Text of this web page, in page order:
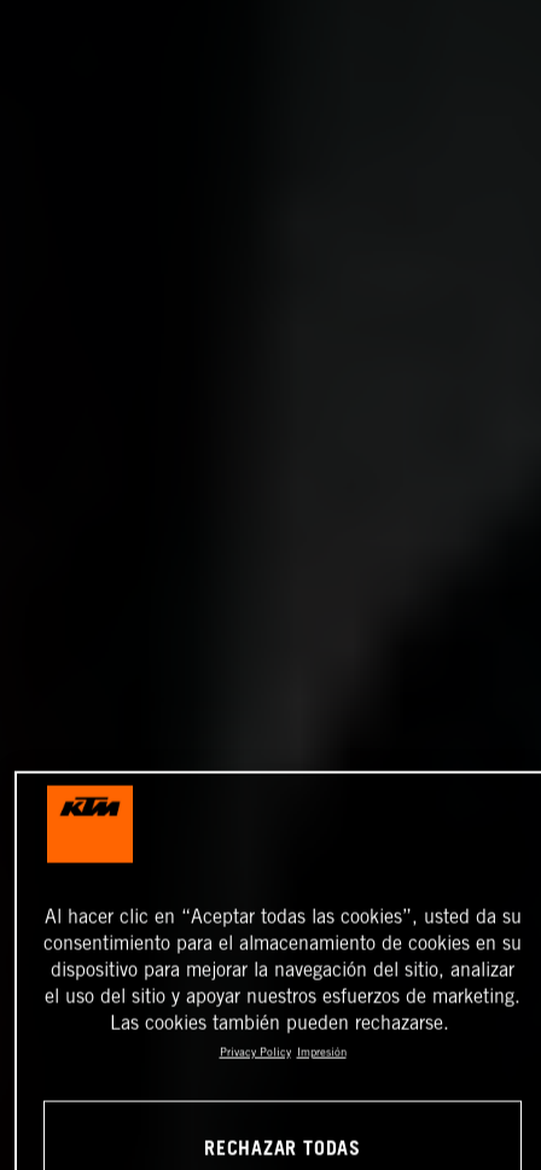
Al hacer clic en “Aceptar todas las cookies”, usted da su
consentimiento para el almacenamiento de cookies en su
dispositivo para mejorar la navegación del sitio, analizar
el uso del sitio y apoyar nuestros esfuerzos de marketing.
Las cookies también pueden rechazarse.
Privacy Policy Impresión
RECHAZAR TODAS